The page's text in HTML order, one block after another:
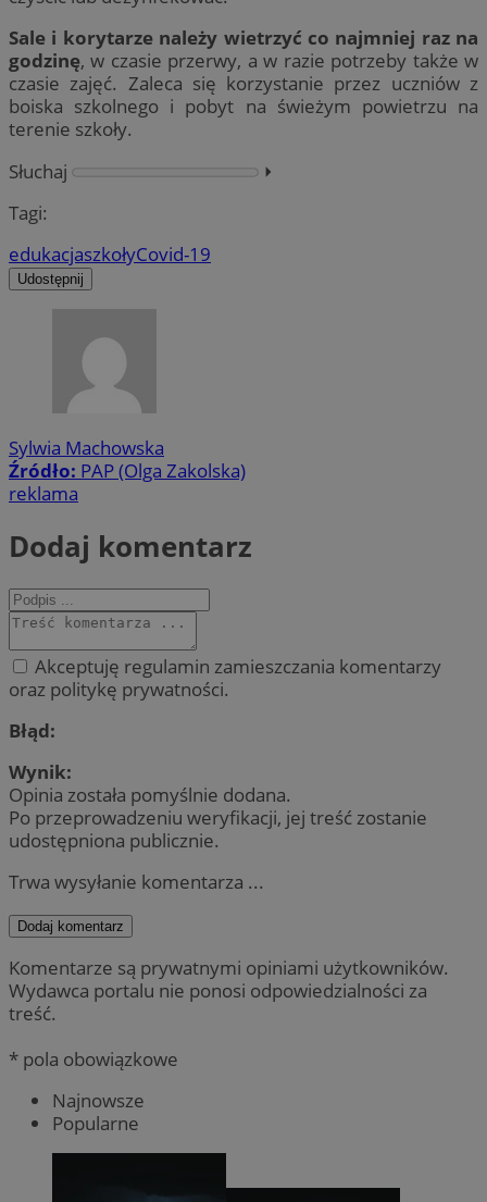
Sale i korytarze należy wietrzyć co najmniej raz na
godzinę, w czasie przerwy, a w razie potrzeby także w
czasie zajęć. Zaleca się korzystanie przez uczniów z
boiska szkolnego i pobyt na świeżym powietrzu na
terenie szkoły.
Słuchaj
⏵︎
Tagi:
edukacjaszkołyCovid-19
Udostępnij
Sylwia Machowska
Źródło: PAP (Olga Zakolska)
reklama
Dodaj komentarz
Akceptuję regulamin zamieszczania komentarzy
oraz politykę prywatności.
Błąd:
Wynik:
Opinia została pomyślnie dodana.
Po przeprowadzeniu weryfikacji, jej treść zostanie
udostępniona publicznie.
Trwa wysyłanie komentarza ...
Dodaj komentarz
Komentarze są prywatnymi opiniami użytkowników.
Wydawca portalu nie ponosi odpowiedzialności za
treść.
* pola obowiązkowe
Najnowsze
Popularne